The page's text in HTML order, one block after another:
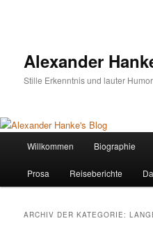
Alexander
Stille Erkenntnis und lauter
Willkommen Biographie
Prosa Reiseberichte
ARCHIV DER KATEGORIE: